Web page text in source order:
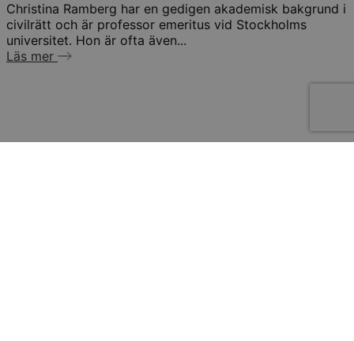
Christina Ramberg har en gedigen akademisk bakgrund i
civilrätt och är professor emeritus vid Stockholms
universitet. Hon är ofta även...
Läs mer